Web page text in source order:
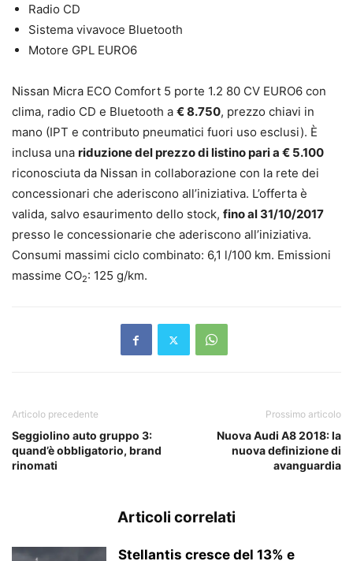
Radio CD
Sistema vivavoce Bluetooth
Motore GPL EURO6
Nissan Micra ECO Comfort 5 porte 1.2 80 CV EURO6 con
clima, radio CD e Bluetooth a € 8.750, prezzo chiavi in
mano (IPT e contributo pneumatici fuori uso esclusi). È
inclusa una riduzione del prezzo di listino pari a € 5.100
riconosciuta da Nissan in collaborazione con la rete dei
concessionari che aderiscono all’iniziativa. L’offerta è
valida, salvo esaurimento dello stock, fino al 31/10/2017
presso le concessionarie che aderiscono all’iniziativa.
Consumi massimi ciclo combinato: 6,1 l/100 km. Emissioni
massime CO2: 125 g/km.
Articolo precedente
Seggiolino auto gruppo 3:
quand’è obbligatorio, brand
rinomati
Prossimo articolo
Nuova Audi A8 2018: la
nuova definizione di
avanguardia
Articoli correlati
Stellantis cresce del 13% e